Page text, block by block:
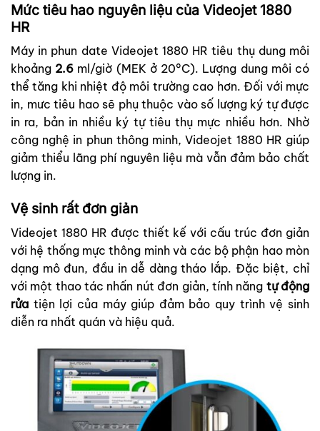
Mức tiêu hao nguyên liệu của Videojet 1880
HR
Máy in phun date Videojet 1880 HR tiêu thụ dung môi
khoảng 2.6 ml/giờ (MEK ở 20°C). Lượng dung môi có
thể tăng khi nhiệt độ môi trường cao hơn. Đối với mực
in, mưc tiêu hao sẽ phụ thuộc vào số lượng ký tự được
in ra, bản in nhiều ký tự tiêu thụ mực nhiều hơn. Nhờ
công nghệ in phun thông minh, Videojet 1880 HR giúp
giảm thiểu lãng phí nguyên liệu mà vẫn đảm bảo chất
lượng in.
Vệ sinh rất đơn giản
Videojet 1880 HR được thiết kế với cấu trúc đơn giản
với hệ thống mực thông minh và các bộ phận hao mòn
dạng mô đun, đầu in dễ dàng tháo lắp. Đặc biệt, chỉ
với một thao tác nhấn nút đơn giản, tính năng tự động
rửa tiện lợi của máy giúp đảm bảo quy trình vệ sinh
diễn ra nhất quán và hiệu quả.